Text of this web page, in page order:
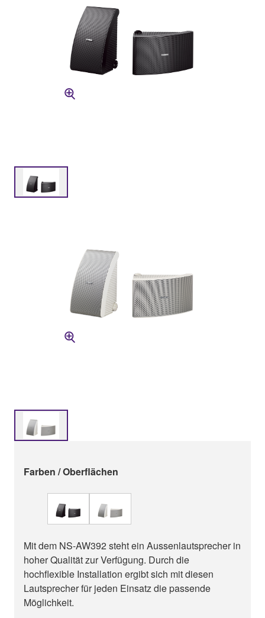
Farben / Oberflächen
Mit dem NS-AW392 steht ein Aussenlautsprecher in
hoher Qualität zur Verfügung. Durch die
hochflexible Installation ergibt sich mit diesen
Lautsprecher für jeden Einsatz die passende
Möglichkeit.